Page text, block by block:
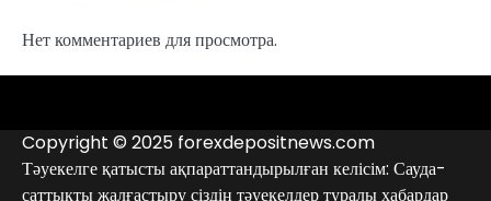
Нет комментариев для просмотра.
брокерінің
рейтингі
қара
тізімі
Copyright © 2025 forexdepositnews.com
Тәуекелге қатысты ақпараттандырылған келісім: Сауда-
саттықты жалғастыру сіздің тәуекелдер туралы хабардар